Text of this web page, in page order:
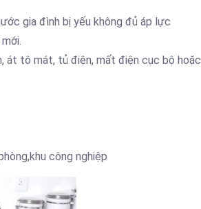
gia đình bị yếu không đủ áp lực
át tô mát, tủ điện, mất điện cục bộ hoặc
công nghiệp